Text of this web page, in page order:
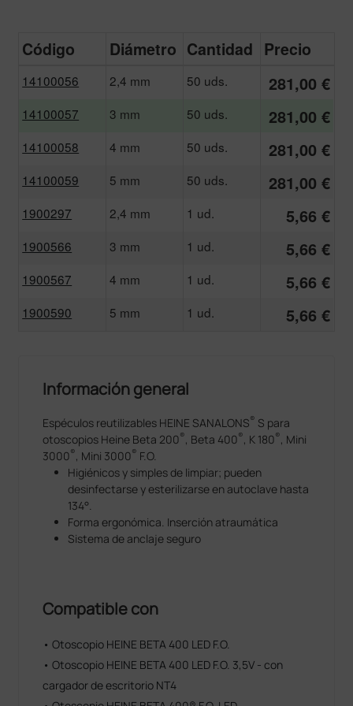
Código Diámetro Cantidad Precio
14100056 2,4 mm 50 uds. 281,00 €
14100057 3 mm 50 uds. 281,00 €
14100058 4 mm 50 uds. 281,00 €
14100059 5 mm 50 uds. 281,00 €
1900297 2,4 mm 1 ud. 5,66 €
1900566 3 mm 1 ud. 5,66 €
1900567 4 mm 1 ud. 5,66 €
1900590 5 mm 1 ud. 5,66 €
Información general
Espéculos reutilizables HEINE SANALONS® S para
otoscopios Heine Beta 200®, Beta 400®, K 180®, Mini
3000®, Mini 3000® F.O.
Higiénicos y simples de limpiar; pueden
desinfectarse y esterilizarse en autoclave hasta
134°.
Forma ergonómica. Inserción atraumática
Sistema de anclaje seguro
Compatible con
• Otoscopio HEINE BETA 400 LED F.O.
• Otoscopio HEINE BETA 400 LED F.O. 3,5V - con
cargador de escritorio NT4